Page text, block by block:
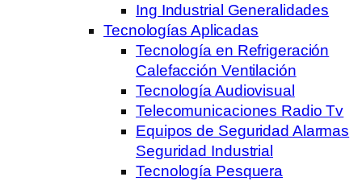
Ing Industrial Generalidades
Tecnologías Aplicadas
Tecnología en Refrigeración
Calefacción Ventilación
Tecnología Audiovisual
Telecomunicaciones Radio Tv
Equipos de Seguridad Alarmas
Seguridad Industrial
Tecnología Pesquera